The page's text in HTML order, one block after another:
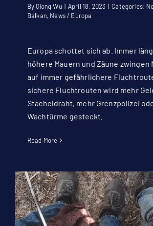
ByQiong Wu | April 18, 2023 | Categories:
Balkan, News / Europa
Europa schottet sich ab. Immer
höhere Mauern und Zäune zwingen
auf immer gefährlichere
sichere Fluchtrouten wird mehr
Stacheldraht, mehr Grenzpolizei
Wachtürme gesteckt.
Read More